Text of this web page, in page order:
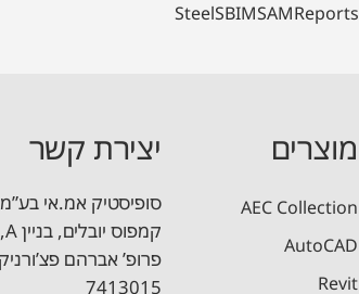
Reports
SAM
SBIM
Steel
יצירת קשר
סופיסטיק אמ.אי בע”מ
קמפוס יובלים, בניין A, קומה 2, משרד 1206
7413015
מוצרים
AEC Collection
AutoCAD
Revit
CADTools: אוסף כלים לאוטוקאד
מדריך תכן עמודים בסביבת רוויט